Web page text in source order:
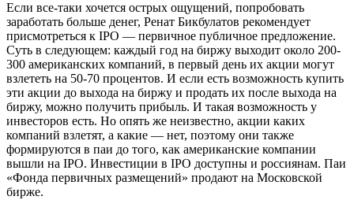
Если все-таки хочется острых ощущений, попробовать
заработать больше денег, Ренат Бикбулатов рекомендует
присмотреться к IPO — первичное публичное предложение.
Суть в следующем: каждый год на биржу выходит около 200-
300 американских компаний, в первый день их акции могут
взлететь на 50-70 процентов. И если есть возможность купить
эти акции до выхода на биржу и продать их после выхода на
биржу, можно получить прибыль. И такая возможность у
инвесторов есть. Но опять же неизвестно, акции каких
компаний взлетят, а какие — нет, поэтому они также
формируются в паи до того, как американские компании
вышли на IPO. Инвестиции в IPO доступны и россиянам. Паи
«Фонда первичных размещений» продают на Московской
бирже.